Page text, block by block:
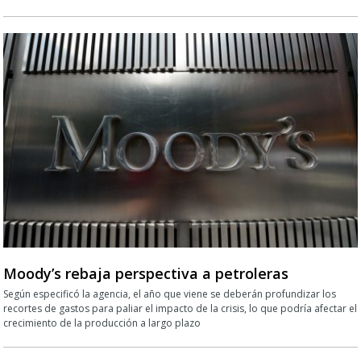
Moody’s rebaja perspectiva a petroleras
Según especificó la agencia, el año que viene se deberán profundizar los
recortes de gastos para paliar el impacto de la crisis, lo que podría afectar el
crecimiento de la producción a largo plazo